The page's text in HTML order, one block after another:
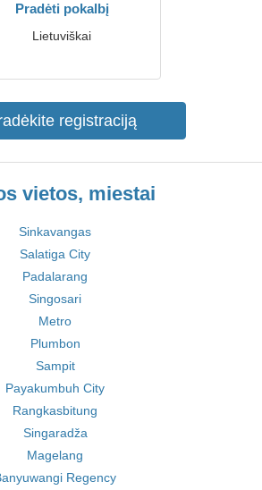
Pradėti pokalbį
Lietuviškai
registraciją
vietos, miestai
Sinkavangas
Salatiga City
Padalarang
Singosari
Metro
Plumbon
Sampit
Payakumbuh City
Rangkasbitung
Singaradža
Magelang
Regency